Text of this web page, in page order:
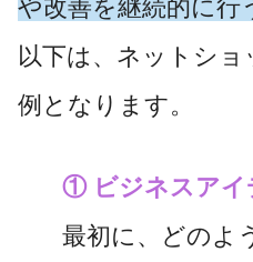
や改善を継続的に行
以下は、ネットシ
例となります。
① ビジネスアイ
最初に、どのよ